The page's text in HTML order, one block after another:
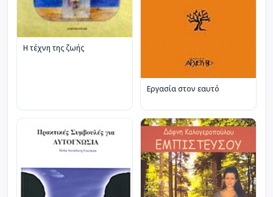
Η τέχνη της ζωής
Εργασία στον εαυτό